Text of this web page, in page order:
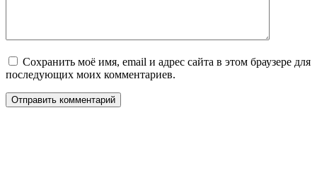
Сохранить моё имя, email и адрес сайта в этом браузере для
последующих моих комментариев.